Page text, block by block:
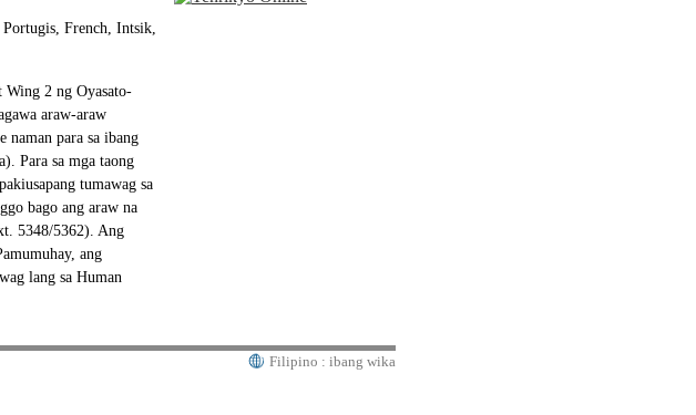
French, Intsik,
Wing 2 ng Oyasato-
araw-araw
naman para sa ibang
Para sa mga taong
tumawag sa
bago ang araw na
5348/5362). Ang
ang
lang sa Human
Filipino : ibang wika